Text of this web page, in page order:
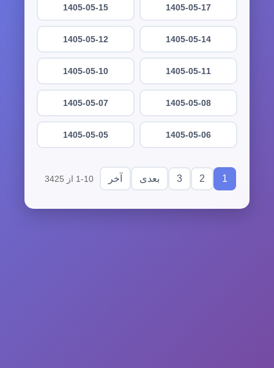
1405-05-17
1405-05-15
1405-05-14
1405-05-12
1405-05-11
1405-05-10
1405-05-08
1405-05-07
1405-05-06
1405-05-05
1
2
3 بعدی آخر 1-10 از 3425